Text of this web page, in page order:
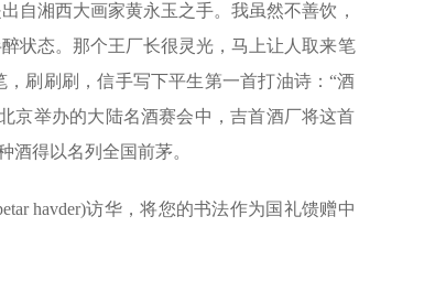
自湘西大画家黄永玉之手。我虽然不善饮，
状态。那个王厂长很灵光，马上让人取来笔
刷刷刷，信手写下平生第一首打油诗：“酒
京举办的大陆名酒赛会中，吉首酒厂将这首
酒得以名列全国前茅。
havder)访华，将您的书法作为国礼馈赠中